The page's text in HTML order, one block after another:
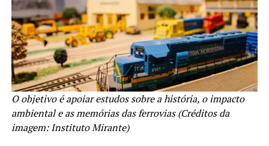
O objetivo é apoiar estudos sobre a história, o impacto
ambiental e as memórias das ferrovias (Créditos da
imagem: Instituto Mirante)